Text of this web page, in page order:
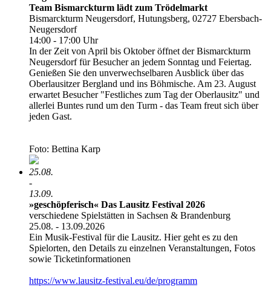
Team Bismarckturm lädt zum Trödelmarkt
Bismarckturm Neugersdorf, Hutungsberg, 02727 Ebersbach-
Neugersdorf
14:00 - 17:00 Uhr
In der Zeit von April bis Oktober öffnet der Bismarckturm
Neugersdorf für Besucher an jedem Sonntag und Feiertag.
Genießen Sie den unverwechselbaren Ausblick über das
Oberlausitzer Bergland und ins Böhmische. Am 23. August
erwartet Besucher "Festliches zum Tag der Oberlausitz" und
allerlei Buntes rund um den Turm - das Team freut sich über
jeden Gast.
Foto: Bettina Karp
25.08.
-
13.09.
»geschöpferisch« Das Lausitz Festival 2026
verschiedene Spielstätten in Sachsen & Brandenburg
25.08. - 13.09.2026
Ein Musik-Festival für die Lausitz. Hier geht es zu den
Spielorten, den Details zu einzelnen Veranstaltungen, Fotos
sowie Ticketinformationen
https:/​­/​­www.lausitz-festival.eu/​­de/​­programm